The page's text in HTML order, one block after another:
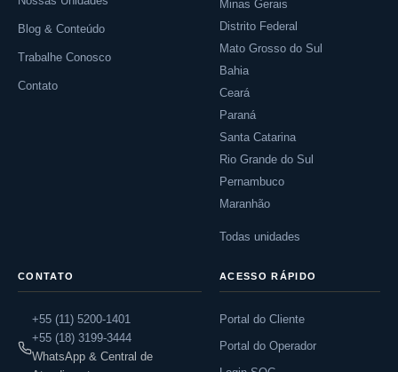
Blog & Conteúdo
Trabalhe Conosco
Contato
Minas Gerais
Distrito Federal
Mato Grosso do Sul
Bahia
Ceará
Paraná
Santa Catarina
Rio Grande do Sul
Pernambuco
Maranhão
Todas unidades
CONTATO
+55 (11) 5200-1401
+55 (18) 3199-3444
WhatsApp & Central de
ACESSO RÁPIDO
Portal do Cliente
Portal do Operador